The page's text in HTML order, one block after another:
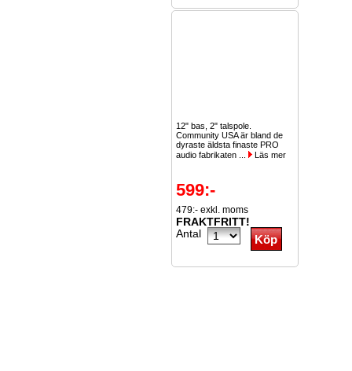
12" bas, 2" talspole.
Community USA är bland de
dyraste äldsta finaste PRO
audio fabrikaten ...
Läs mer
599:-
479:- exkl. moms
FRAKTFRITT!
Antal